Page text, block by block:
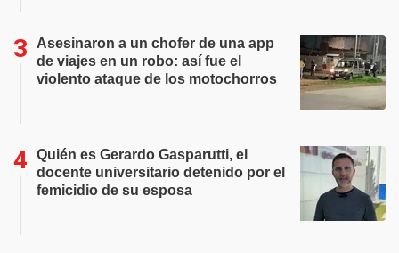
Asesinaron a un chofer de una app
de viajes en un robo: así fue el
violento ataque de los motochorros
Quién es Gerardo Gasparutti, el
docente universitario detenido por el
femicidio de su esposa